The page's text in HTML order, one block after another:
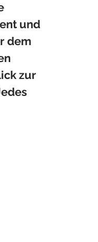
und
dem
zur